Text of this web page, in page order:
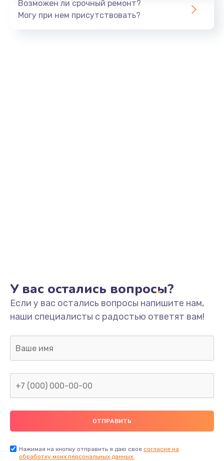
Возможен ли срочный ремонт?
Могу при нем присутствовать?
У вас остались вопросы?
Если у вас остались вопросы напишите нам,
наши специалисты с радостью ответят вам!
Нажимая на кнопку отправить я даю свое согласие на
обработку моих персональных данных.